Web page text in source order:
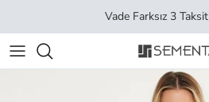
Vade Farksız 3